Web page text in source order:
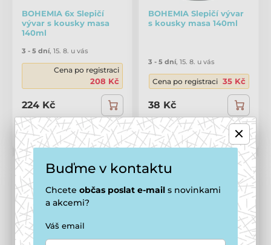
BOHEMIA 6x Slepičí
vývar s kousky masa
140ml
3 - 5 dní, 15. 8. u vás
Cena po registraci
208 Kč
224 Kč
Porovnat
BOHEMIA Slepičí vývar
s kousky masa 140ml
3 - 5 dní, 15. 8. u vás
Cena po registraci 35 Kč
38 Kč
Porovnat
Buďme v kontaktu
Chcete občas poslat e-mail s novinkami
a akcemi?
Váš email